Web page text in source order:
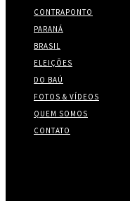
CONTRAPONTO
PARANÁ
BRASIL
ELEIÇÕES
DO BAÚ
FOTOS & VÍDEOS
QUEM SOMOS
CONTATO